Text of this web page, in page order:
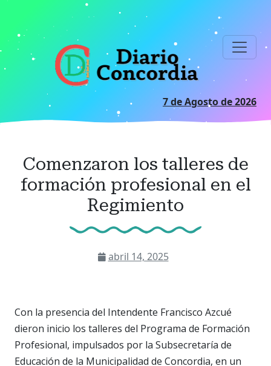
contenido
principal
7 de Agosto de 2026
Comenzaron los talleres de
formación profesional en el
Regimiento
abril 14, 2025
Con la presencia del Intendente Francisco Azcué
dieron inicio los talleres del Programa de Formación
Profesional, impulsados por la Subsecretaría de
Educación de la Municipalidad de Concordia, en un